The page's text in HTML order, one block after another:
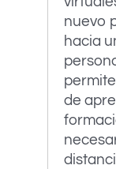
nuevo
hacia
de